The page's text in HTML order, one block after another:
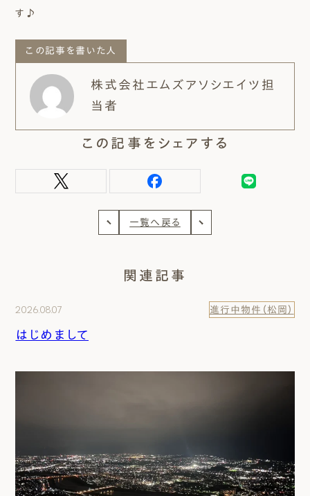
す♪
この記事を書いた人
株式会社エムズアソシエイツ担
当者
この記事をシェアする
一覧へ戻る
関連記事
2026.08.07 進行中物件（松岡）
はじめまして